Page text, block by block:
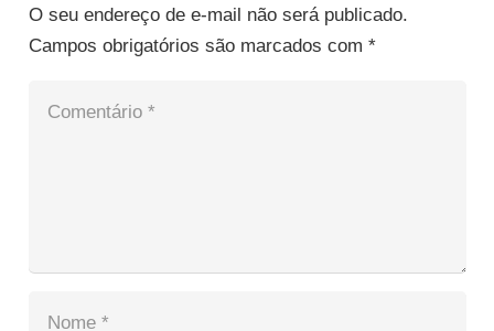
O seu endereço de e-mail não será publicado.
Campos obrigatórios são marcados com *